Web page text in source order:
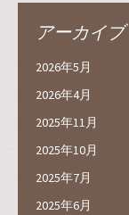
アーカイブ
2026年5月
2026年4月
2025年11月
2025年10月
2025年7月
2025年6月